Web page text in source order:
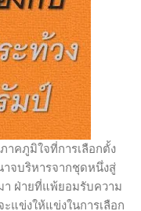
ภูมิใจที่การเลือกตั้ง
จบริหารจากชุดหนึ่งสู่
า ฝ่ายที่แพ้ยอมรับความ
แข่งให้แข่งในการเลือก